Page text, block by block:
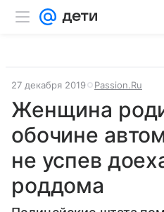
27 декабря 2019 Passion.Ru
Женщина
обочине
не успев
роддома